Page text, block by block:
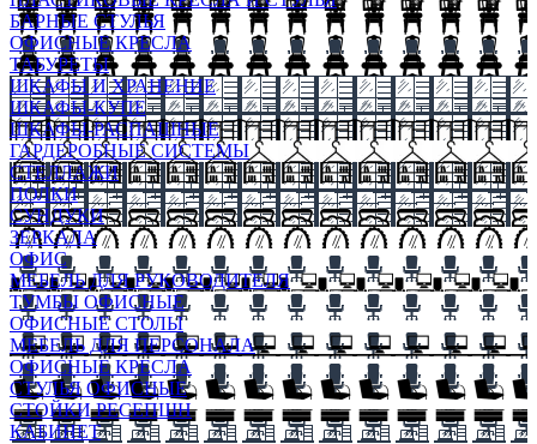
БАРНЫЕ СТУЛЬЯ
ОФИСНЫЕ КРЕСЛА
ТАБУРЕТЫ
ШКАФЫ И ХРАНЕНИЕ
ШКАФЫ-КУПЕ
ШКАФЫ-РАСПАШНЫЕ
ГАРДЕРОБНЫЕ СИСТЕМЫ
СТЕЛЛАЖИ
ПОЛКИ
СУНДУКИ
ЗЕРКАЛА
ОФИС
МЕБЕЛЬ ДЛЯ РУКОВОДИТЕЛЯ
ТУМБЫ ОФИСНЫЕ
ОФИСНЫЕ СТОЛЫ
МЕБЕЛЬ ДЛЯ ПЕРСОНАЛА
ОФИСНЫЕ КРЕСЛА
СТУЛЬЯ ОФИСНЫЕ
СТОЙКИ РЕСЕПШН
КАБИНЕТ